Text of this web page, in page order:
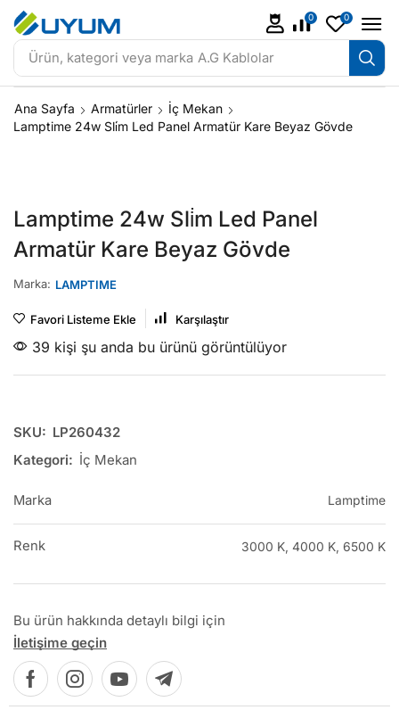
Ürün, kategori veya marka A.G Kablolar
0 0
Ana Sayfa Armatürler
İç Mekan
Lamptime 24w Sli̇m Led Panel Armatür Kare Beyaz Gövde
Lamptime 24w Sli̇m Led Panel
Armatür Kare Beyaz Gövde
Marka: LAMPTIME
Favori Listeme Ekle Karşılaştır
39 kişi şu anda bu ürünü görüntülüyor
SKU: LP260432
Kategori: İç Mekan
Marka Lamptime
Renk 3000 K, 4000 K, 6500 K
Bu ürün hakkında detaylı bilgi için
İletişime geçin